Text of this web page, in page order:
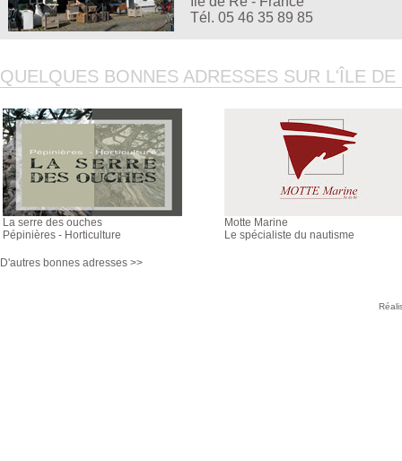
Tél. 05 46 35 89 85
QUELQUES BONNES ADRESSES SUR L'ÎLE DE
La serre des ouches
Pépinières - Horticulture
Motte Marine
Le spécialiste du nautisme
D'autres bonnes adresses >>